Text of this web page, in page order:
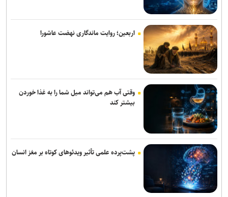
پیام تسلیت وزیر فرهنگ در پی درگذشت نویسنده پیشکسوت مطبوعات
«محمد حقیقی» درگذشت
اربعین؛ روایت ماندگاری نهضت عاشورا
وقتی آب هم می‌تواند میل شما را به غذا خوردن
بیشتر کند
پشت‌پرده علمی تأثیر ویدئو‌های کوتاه بر مغز انسان